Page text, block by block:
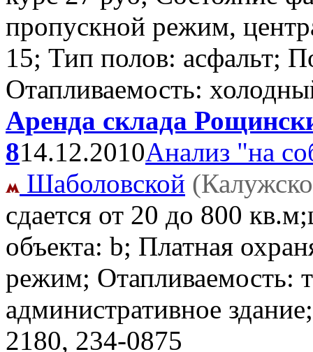
пропускной режим,
15; Тип полов: асфальт;
Отапливаемость:
Аренда склада
814.12.2010Анализ "на
Шаболовской
сдается от 20 до 800
объекта: b; Платная
режим; Отапливаемость:
административное
2180, 234-0875